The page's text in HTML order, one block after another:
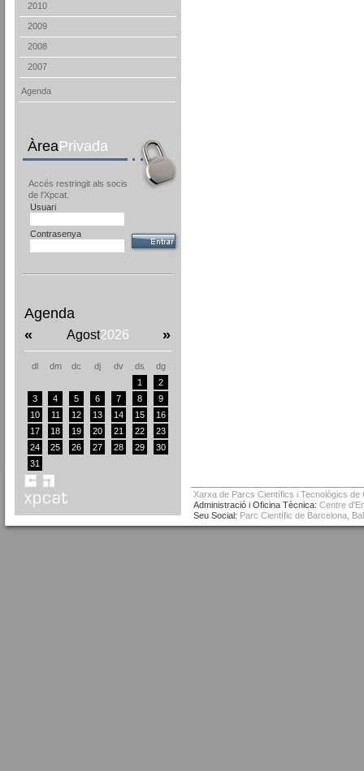
2010
2009
2008
2007
Agenda
ÀreaPrivada
Accés restringit als socis
de l'Xpcat.
Usuari
Contrasenya
Agenda
«
Agost2026 »
dl dm dc dj dv ds
dg
1
2
3
4 5 6 7 8
9
10
11 12 13 14 15
16
17
18 19 20 21 22
23
24
25 26 27 28 29
30
31
Xarxa de Parcs Científics i Tecnològics
Administració i Oficina Tècnica: Centre
Seu Social: Parc Científic de Barcelona,